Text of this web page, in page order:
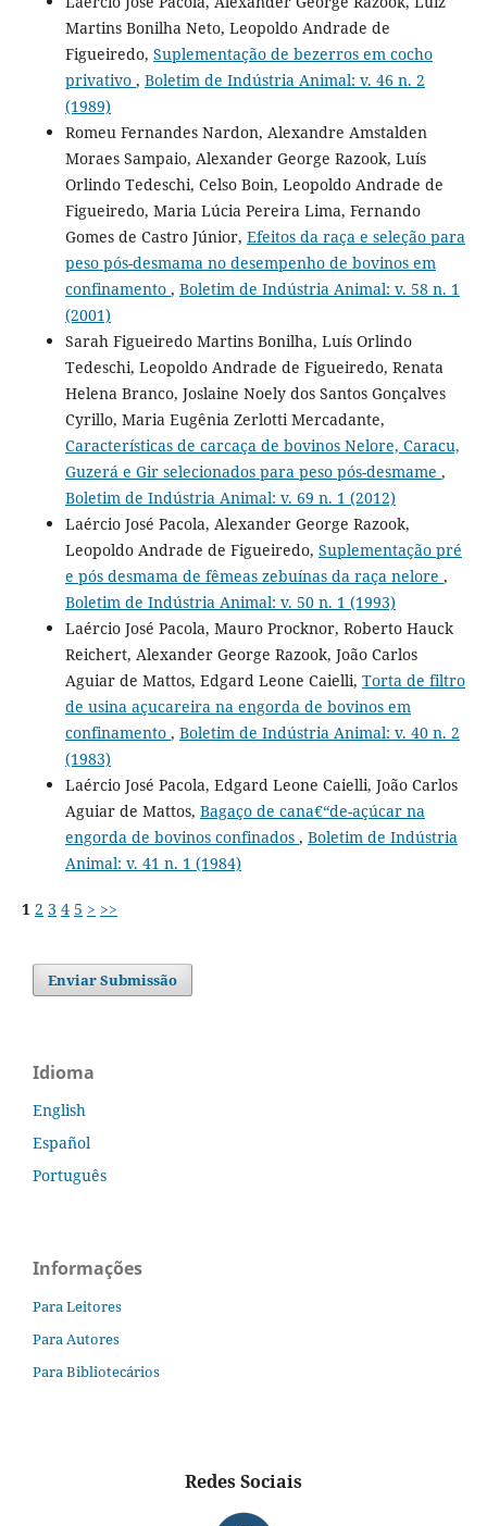
Martins Bonilha Neto, Leopoldo Andrade de
Figueiredo, Suplementação de bezerros em cocho
privativo , Boletim de Indústria Animal: v. 46 n. 2
(1989)
Romeu Fernandes Nardon, Alexandre Amstalden
Moraes Sampaio, Alexander George Razook, Luís
Orlindo Tedeschi, Celso Boin, Leopoldo Andrade de
Figueiredo, Maria Lúcia Pereira Lima, Fernando
Gomes de Castro Júnior, Efeitos da raça e seleção para
peso pós-desmama no desempenho de bovinos em
confinamento , Boletim de Indústria Animal: v. 58 n. 1
(2001)
Sarah Figueiredo Martins Bonilha, Luís Orlindo
Tedeschi, Leopoldo Andrade de Figueiredo, Renata
Helena Branco, Joslaine Noely dos Santos Gonçalves
Cyrillo, Maria Eugênia Zerlotti Mercadante,
Características de carcaça de bovinos Nelore, Caracu,
Guzerá e Gir selecionados para peso pós-desmame ,
Boletim de Indústria Animal: v. 69 n. 1 (2012)
Laércio José Pacola, Alexander George Razook,
Leopoldo Andrade de Figueiredo, Suplementação pré
e pós desmama de fêmeas zebuínas da raça nelore ,
Boletim de Indústria Animal: v. 50 n. 1 (1993)
Laércio José Pacola, Mauro Procknor, Roberto Hauck
Reichert, Alexander George Razook, João Carlos
Aguiar de Mattos, Edgard Leone Caielli, Torta de filtro
de usina açucareira na engorda de bovinos em
confinamento , Boletim de Indústria Animal: v. 40 n. 2
(1983)
Laércio José Pacola, Edgard Leone Caielli, João Carlos
Aguiar de Mattos, Bagaço de cana€“de-açúcar na
engorda de bovinos confinados , Boletim de Indústria
Animal: v. 41 n. 1 (1984)
1 2 3 4 5 > >>
Enviar Submissão
Idioma
English
Español
Português
Informações
Para Leitores
Para Autores
Para Bibliotecários
Redes Sociais